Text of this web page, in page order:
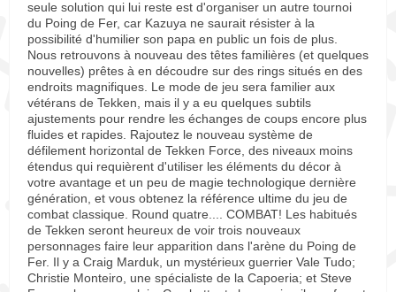
seule solution qui lui reste est d'organiser un autre tournoi
du Poing de Fer, car Kazuya ne saurait résister à la
possibilité d'humilier son papa en public un fois de plus.
Nous retrouvons à nouveau des têtes familières (et quelques
nouvelles) prêtes à en découdre sur des rings situés en des
endroits magnifiques. Le mode de jeu sera familier aux
vétérans de Tekken, mais il y a eu quelques subtils
ajustements pour rendre les échanges de coups encore plus
fluides et rapides. Rajoutez le nouveau système de
défilement horizontal de Tekken Force, des niveaux moins
étendus qui requièrent d'utiliser les éléments du décor à
votre avantage et un peu de magie technologique dernière
génération, et vous obtenez la référence ultime du jeu de
combat classique. Round quatre.... COMBAT! Les habitués
de Tekken seront heureux de voir trois nouveaux
personnages faire leur apparition dans l'arène du Poing de
Fer. Il y a Craig Marduk, un mystérieux guerrier Vale Tudo;
Christie Monteiro, une spécialiste de la Capoeria; et Steve